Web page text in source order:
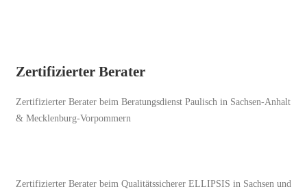
Zertifizierter Berater
Zertifizierter Berater beim Beratungsdienst Paulisch in Sachsen-Anhalt
& Mecklenburg-Vorpommern
Zertifizierter Berater beim Qualitätssicherer ELLIPSIS in Sachsen und